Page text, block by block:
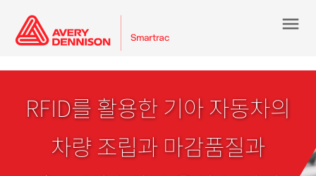
menu
RFID를 활용한 기아 자동차의
차량 조립과 마감품질과